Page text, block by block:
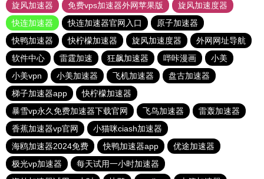
旋风加速器
免费vps加速器外网苹果版
旋风加速度器
快连加速器
快连加速器官网入口
原子加速器
快鸭加速器
快柠檬加速器 旋风加速度器
外网网址导航
软件中心
雷霆加速 狂飙加速器 哔咔漫画
小美
小美vpn
小美加速器 飞机加速器
盘古加速器
梯子加速器app
快柠檬加速器
暴雪vp永久免费加速器下载官网
飞鸟加速器
雷轰加速器
香蕉加速器vp官网
小猫咪ciash加速器
海鸥加速器2024免费
快鸭加速器app
优途加速器
极光vp加速器
每天试用一小时加速器